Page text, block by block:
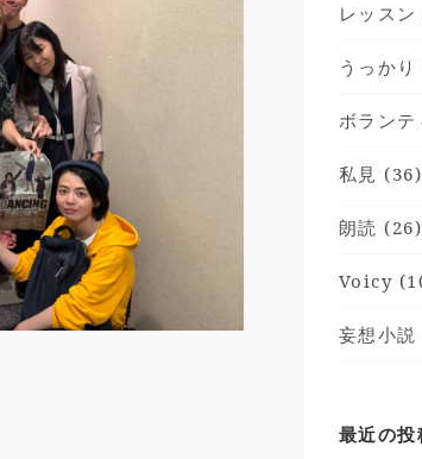
レッス
うっか
ボラン
私見 (36)
朗読 (26)
Voicy
妄想小
最近の投